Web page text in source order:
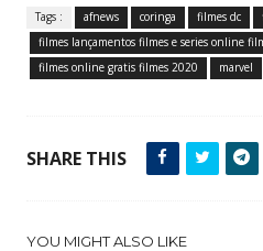
Tags : afnews coringa filmes dc
filmes lançamentos filmes e series online
filmes online gratis filmes 2020
marvel
SHARE THIS
YOU MIGHT ALSO LIKE